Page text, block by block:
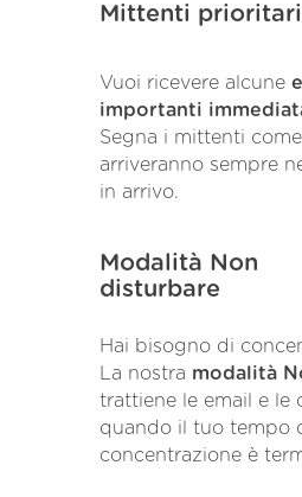
Mittenti prioritari
Vuoi ricevere alcune
importanti
Segna i mittenti
arriveranno sempre
in arrivo.
Modalità Non
disturbare
Hai bisogno di
La nostra modalità
trattiene le email e le
quando il tuo tempo
concentrazione è